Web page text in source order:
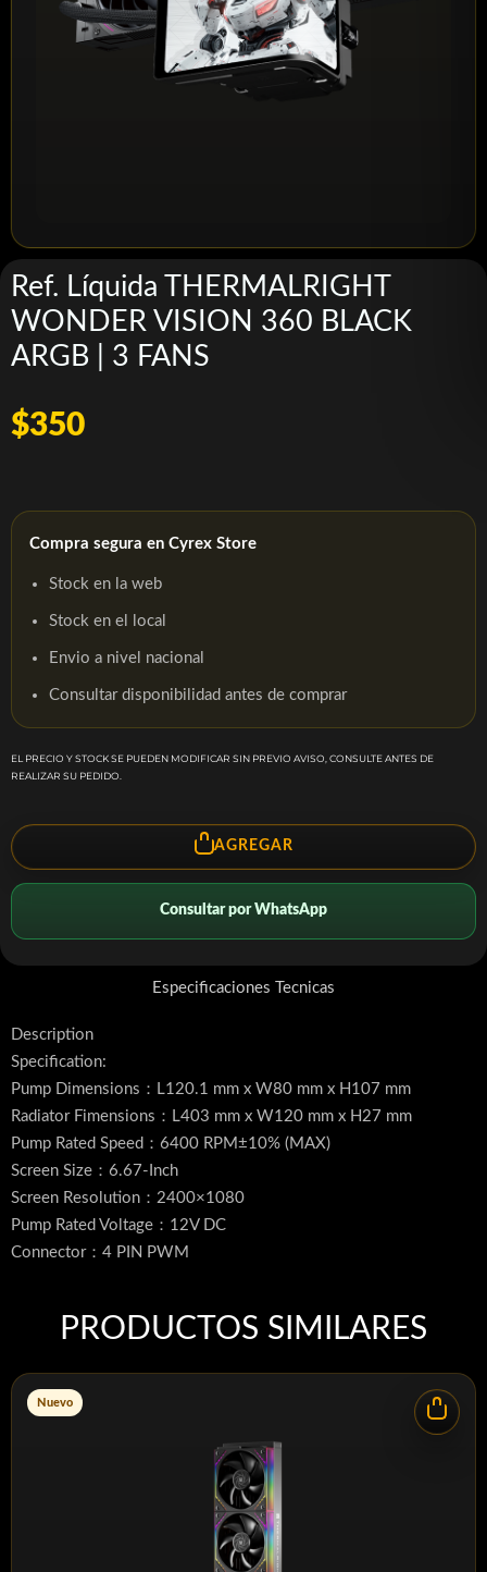
Ref. Líquida THERMALRIGHT
WONDER VISION 360 BLACK
ARGB | 3 FANS
$350
Compra segura en Cyrex Store
Stock en la web
Stock en el local
Envio a nivel nacional
Consultar disponibilidad antes de comprar
EL PRECIO Y STOCK SE PUEDEN MODIFICAR SIN PREVIO AVISO, CONSULTE ANTES DE
REALIZAR SU PEDIDO.
AGREGAR
Consultar por WhatsApp
Especificaciones Tecnicas
Description
Specification:
Pump Dimensions：L120.1 mm x W80 mm x H107 mm
Radiator Fimensions：L403 mm x W120 mm x H27 mm
Pump Rated Speed：6400 RPM±10% (MAX)
Screen Size：6.67-Inch
Screen Resolution：2400×1080
Pump Rated Voltage：12V DC
Connector：4 PIN PWM
TL-UB36W SPECIFICATION：
Dimension：L360 mm x W120 mm x H25 mm
Air Flow：69X3 CFM (MAX)
Air Pressure：2.87 mm H2O (MAX)
PRODUCTOS SIMILARES
Nuevo